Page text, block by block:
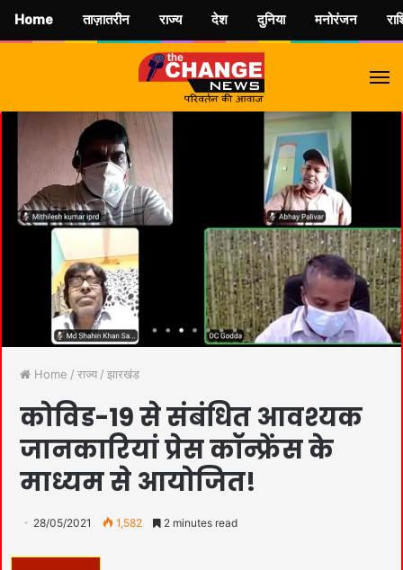
Home / राज्य / झारखंड
कोविड-19 से संबंधित आवश्यक
जानकारियां प्रेस कॉन्फ्रेंस के
माध्यम से आयोजित!
28/05/2021 1,582 2 minutes read
Home ताज़ातरीन राज्य देश दुनिया मनोरंजन